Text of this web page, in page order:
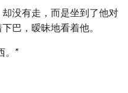
没有走，而是坐到了他对
巴，暧昧地看着他。
。”